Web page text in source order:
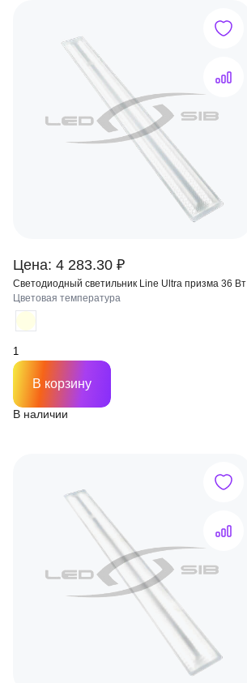
Цена: 4 283.30 ₽
Светодиодный светильник Line Ultra призма 36 Вт
В наличии
Цветовая температура
В корзину